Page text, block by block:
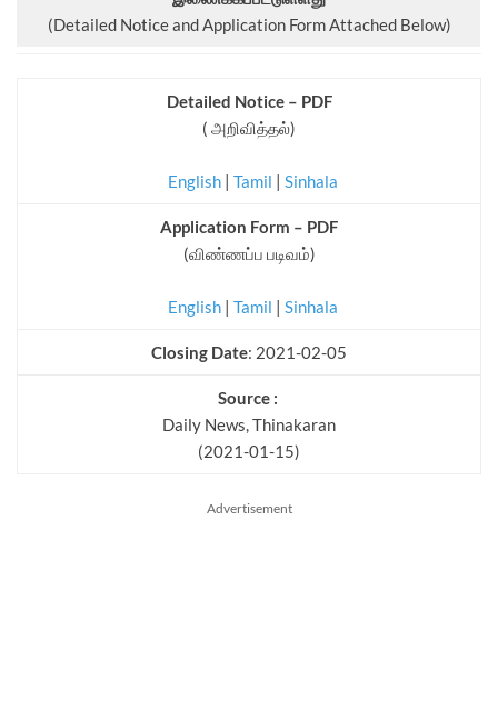
(Detailed Notice and Application Form Attached Below)
Detailed Notice – PDF
( அறிவித்தல்)
English | Tamil | Sinhala
Application Form – PDF
(விண்ணப்ப படிவம்)
English | Tamil | Sinhala
Closing Date: 2021-02-05
Source :
Daily News, Thinakaran
(2021-01-15)
Advertisement